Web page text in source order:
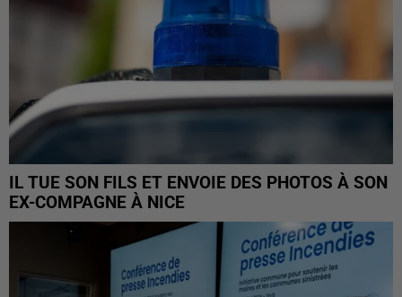
IL TUE SON FILS ET ENVOIE DES PHOTOS À SON
EX-COMPAGNE À NICE